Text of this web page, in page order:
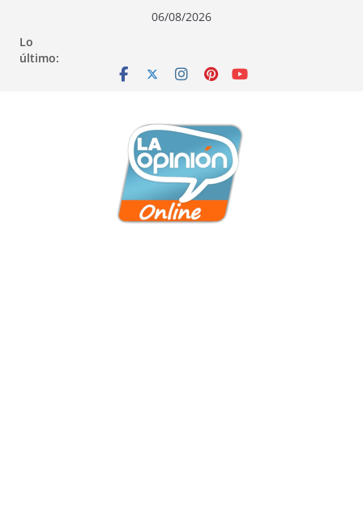
contenido
navegación
contenido
06/08/2026
Lo
último: